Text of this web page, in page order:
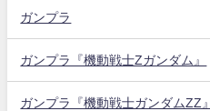
ガンプラ
ガンプラ『機動戦士Zガンダム』
ガンプラ『機動戦士ガンダムZZ』